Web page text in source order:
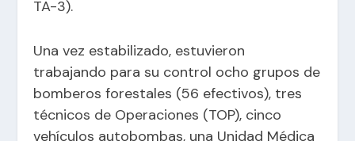
TA-3).
Una vez estabilizado, estuvieron
trabajando para su control ocho grupos de
bomberos forestales (56 efectivos), tres
técnicos de Operaciones (TOP), cinco
vehículos autobombas, una Unidad Médica